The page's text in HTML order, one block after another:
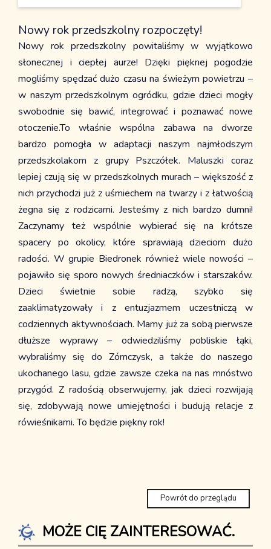
Z życia szkoły
Info dla rodziców
Jadalnia
Kalendarz
Przedszkole
Kontakt
Historia przedszkola
Dokumenty
Informacje dla rodziców
Z życia przedszkola
Strefa rodzica
Nasi sponsorzy
Nowy rok przedszkolny rozpoczęty!
Nowy rok przedszkolny powitaliśmy w wyjątkowo
słonecznej i ciepłej aurze! Dzięki pięknej pogodzie
mogliśmy spędzać dużo czasu na świeżym powietrzu –
w naszym przedszkolnym ogródku, gdzie dzieci mogły
swobodnie się bawić, integrować i poznawać nowe
otoczenie.To właśnie wspólna zabawa na dworze
bardzo pomogła w adaptacji naszym najmłodszym
przedszkolakom z grupy Pszczółek. Maluszki coraz
lepiej czują się w przedszkolnych murach – większość z
nich przychodzi już z uśmiechem na twarzy i z łatwością
żegna się z rodzicami. Jesteśmy z nich bardzo dumni!
Zaczynamy też wspólnie wybierać się na krótsze
spacery po okolicy, które sprawiają dzieciom dużo
radości. W grupie Biedronek również wiele nowości –
pojawiło się sporo nowych średniaczków i starszaków.
Dzieci świetnie sobie radzą, szybko się
zaaklimatyzowały i z entuzjazmem uczestniczą w
codziennych aktywnościach. Mamy już za sobą pierwsze
dłuższe wyprawy – odwiedziliśmy pobliskie łąki,
wybraliśmy się do Zómczysk, a także do naszego
ukochanego lasu, gdzie zawsze czeka na nas mnóstwo
przygód. Z radością obserwujemy, jak dzieci rozwijają
się, zdobywają nowe umiejętności i budują relacje z
rówieśnikami. To będzie piękny rok!
Powrót do przeglądu
MOŻE CIĘ ZAINTERESOWAĆ.